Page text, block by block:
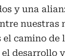
y una
nuestras
el camino de
desarrollo y